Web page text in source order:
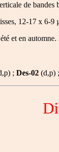
de
12-17 x 6-
et en automne.
; Des-02 (d,p) ;